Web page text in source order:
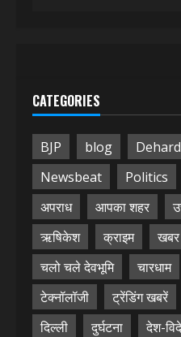
CATEGORIES
BJP blog
Newsbeat
Politics
अपराध
आपका शहर
ऋषिकेश
क्राइम
चलो चले देवभूमि
चारधाम
टेक्नॉलॉजी
ट्रेंडिंग खबरें
दिल्ली
दुर्घटना देश-